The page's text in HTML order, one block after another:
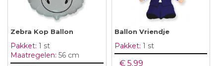
Zebra Kop Ballon
Pakket: 1 st
Maatregelen: 56 cm
Ballon Vriendje
Pakket: 1 st
€ 5.99